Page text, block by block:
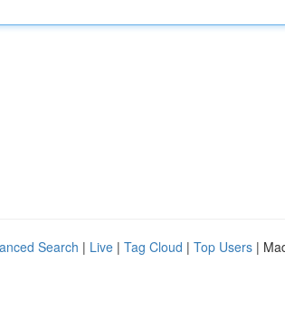
Search | Live | Tag Cloud | Top Users |